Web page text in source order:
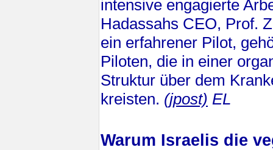
intensive engagierte
Hadassahs CEO, Prof.
ein erfahrener Pilot,
Piloten, die in einer
Struktur über dem
kreisten. (jpost) EL
Warum Israelis die